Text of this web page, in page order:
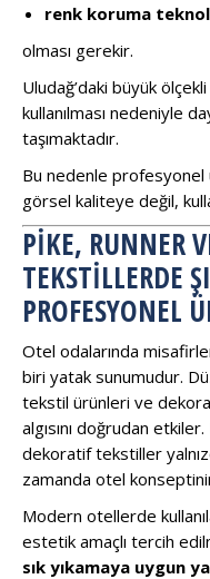
renk koruma
olması gerekir.
Uludağ’daki büyük
kullanılması nedeniyle
taşımaktadır.
Bu nedenle profesyonel
görsel kaliteye değil,
PIKE, RUNNER
TEKSTILLERDE
PROFESYONEL
Otel odalarında
biri yatak sunumudur.
tekstil ürünleri ve
algısını doğrudan
dekoratif tekstiller
zamanda otel
Modern otellerde
estetik amaçlı tercih
sık yıkamaya uygun